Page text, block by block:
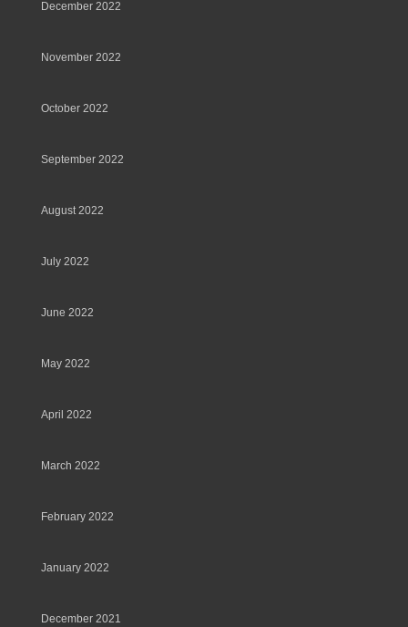
December 2022
November 2022
October 2022
September 2022
August 2022
July 2022
June 2022
May 2022
April 2022
March 2022
February 2022
January 2022
December 2021